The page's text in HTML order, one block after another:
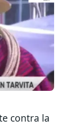
contra la